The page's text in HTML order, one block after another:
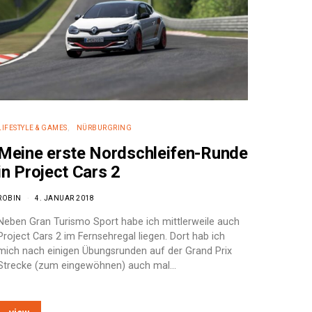
& GAMES NÜRBURGRING
erste Nordschleifen-Runde
Project Cars 2
4. JANUAR 2018
Gran Turismo Sport habe ich mittlerweile auch
Cars 2 im Fernsehregal liegen. Dort hab ich
nach einigen Übungsrunden auf der Grand Prix
(zum eingewöhnen) auch mal…